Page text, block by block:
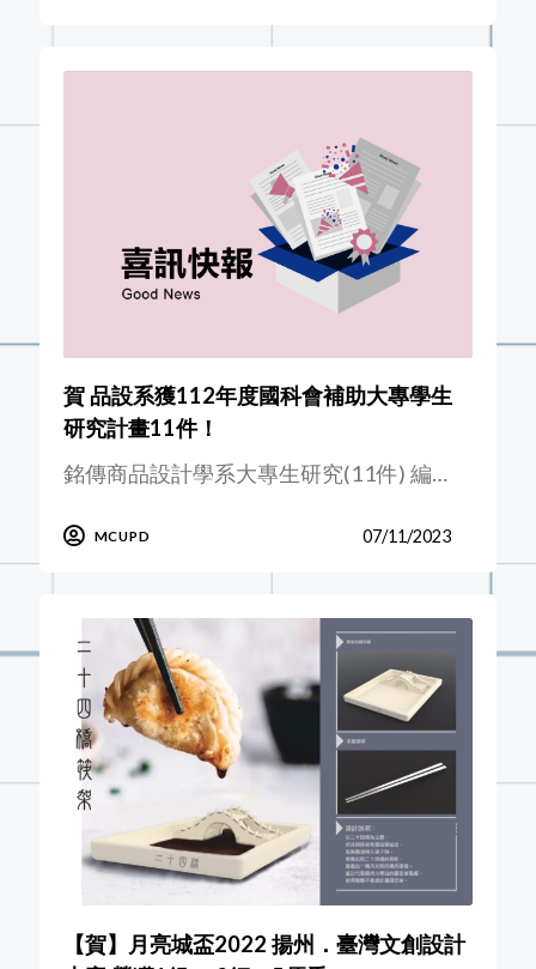
賀 品設系獲112年度國科會補助大專學生
研究計畫11件！
銘傳商品設計學系大專生研究(11件) 編…
MCUPD 07/11/2023
【賀】月亮城盃2022 揚州．臺灣文創設計